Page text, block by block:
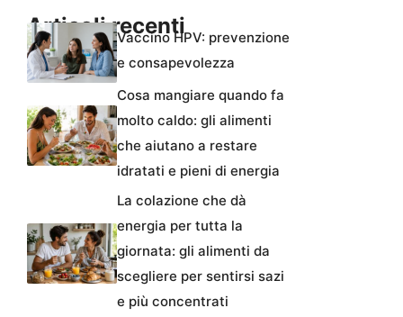
Articoli recentiVaccino HPV: prevenzione
e consapevolezza
Cosa mangiare quando fa
molto caldo: gli alimenti
che aiutano a restare
idratati e pieni di energia
La colazione che dà
energia per tutta la
giornata: gli alimenti da
scegliere per sentirsi sazi
e più concentrati